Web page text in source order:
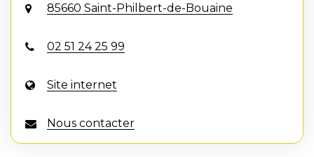
85660 Saint-Philbert-de-Bouaine
02 51 24 25 99
Site internet
Nous contacter